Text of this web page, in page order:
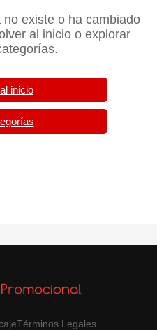
existe o ha cambiado
al inicio o explorar
inicio
Términos Legales